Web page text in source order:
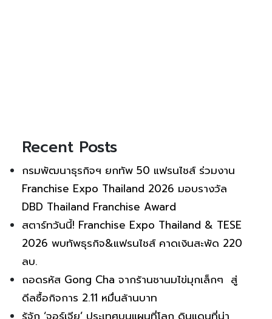
Recent Posts
กรมพัฒนาธุรกิจฯ ยกทัพ 50 แฟรนไชส์ ร่วมงาน
Franchise Expo Thailand 2026 มอบรางวัล
DBD Thailand Franchise Award
สตาร์ทวันนี้! Franchise Expo Thailand & TESE
2026 พบทัพธุรกิจ&แฟรนไชส์ คาดเงินสะพัด 220
ลบ.
ถอดรหัส Gong Cha จากร้านชานมไข่มุกเล็กๆ สู่
ดีลซื้อกิจการ 2.11 หมื่นล้านบาท
รู้จัก ‘จอร์เจีย’ ประเทศบนแผนที่โลก ดินแดนที่น่า